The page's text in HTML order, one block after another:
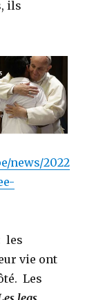
ils
news/2022
les
vie ont
Les